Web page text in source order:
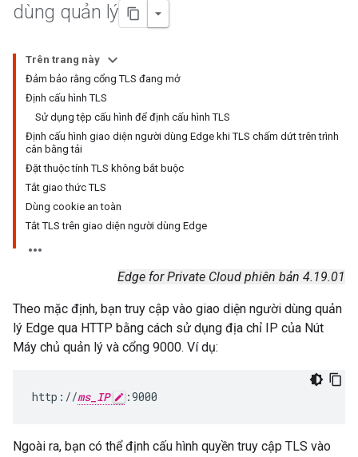
dùng quản lý
Trên trang này
Đảm bảo rằng cổng TLS đang mở
Định cấu hình TLS
Sử dụng tệp cấu hình để định cấu hình TLS
Định cấu hình giao diện người dùng Edge khi TLS chấm dứt trên trình
cân bằng tải
Đặt thuộc tính TLS không bắt buộc
Tắt giao thức TLS
Dùng cookie an toàn
Tắt TLS trên giao diện người dùng Edge
Edge for Private Cloud phiên bản 4.19.01
Theo mặc định, bạn truy cập vào giao diện người dùng quản
lý Edge qua HTTP bằng cách sử dụng địa chỉ IP của Nút
Máy chủ quản lý và cổng 9000. Ví dụ:
http://ms_IP :9000
Ngoài ra, bạn có thể định cấu hình quyền truy cập TLS vào